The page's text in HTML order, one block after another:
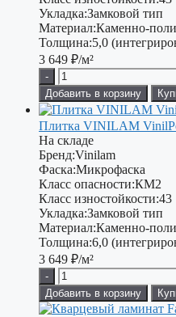
Укладка:Замковой тип
Материал:Каменно-
Толщина:5,0
3 649 ₽/м²
-
Добавить в корзину
Плитка VINILAM
На складе
Бренд:Vinilam
Фаска:Микрофаска
Класс опасности:КМ2
Класс изностойкости:43
Укладка:Замковой тип
Материал:Каменно-
Толщина:6,0
3 649 ₽/м²
-
Добавить в корзину